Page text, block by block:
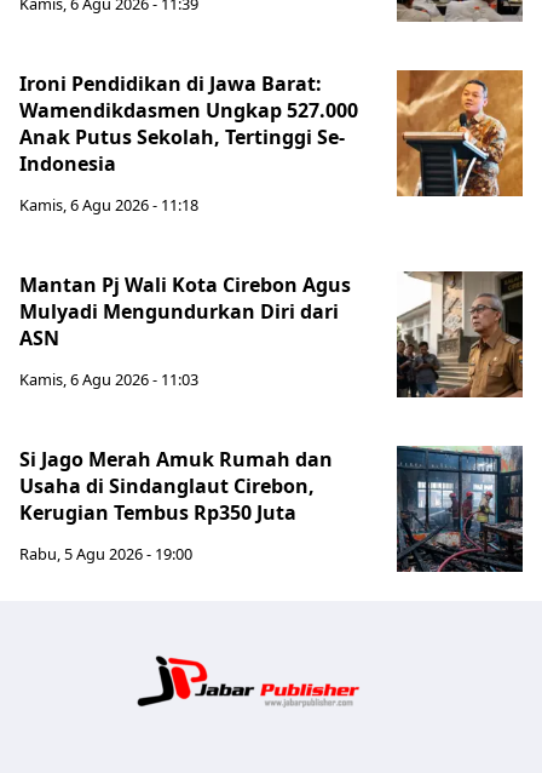
Ironi Pendidikan di Jawa Barat:
Wamendikdasmen Ungkap 527.000
Anak Putus Sekolah, Tertinggi Se-
Indonesia
Kamis, 6 Agu 2026 - 11:18
Mantan Pj Wali Kota Cirebon Agus
Mulyadi Mengundurkan Diri dari
ASN
Kamis, 6 Agu 2026 - 11:03
Si Jago Merah Amuk Rumah dan
Usaha di Sindanglaut Cirebon,
Kerugian Tembus Rp350 Juta
Rabu, 5 Agu 2026 - 19:00